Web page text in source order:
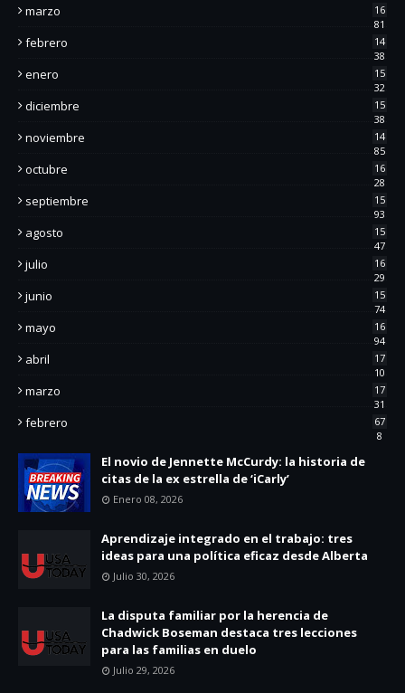
marzo
16
81
febrero
14
38
enero
15
32
diciembre
15
38
noviembre
14
85
octubre
16
28
septiembre
15
93
agosto
15
47
julio
16
29
junio
15
74
mayo
16
94
abril
17
10
marzo
17
31
febrero
67
8
El novio de Jennette McCurdy: la historia de
citas de la ex estrella de ‘iCarly’
Enero 08, 2026
Aprendizaje integrado en el trabajo: tres
ideas para una política eficaz desde Alberta
Julio 30, 2026
La disputa familiar por la herencia de
Chadwick Boseman destaca tres lecciones
para las familias en duelo
Julio 29, 2026